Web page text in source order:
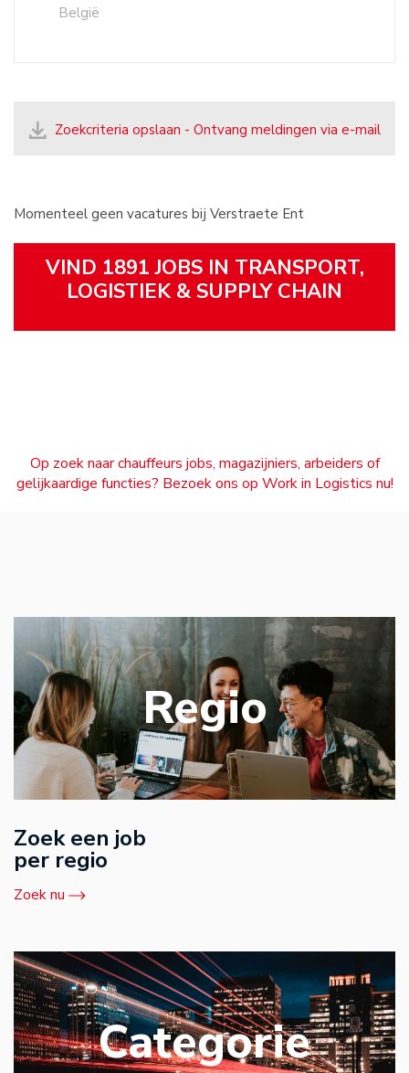
België
Zoekcriteria opslaan - Ontvang meldingen via e-mail
Momenteel geen vacatures bij Verstraete Ent
VIND 1891 JOBS IN TRANSPORT,
LOGISTIEK & SUPPLY CHAIN
Op zoek naar chauffeurs jobs, magazijniers, arbeiders of
gelijkaardige functies? Bezoek ons op Work in Logistics nu!
Regio
Zoek een job
per regio
Zoek nu
Categorie